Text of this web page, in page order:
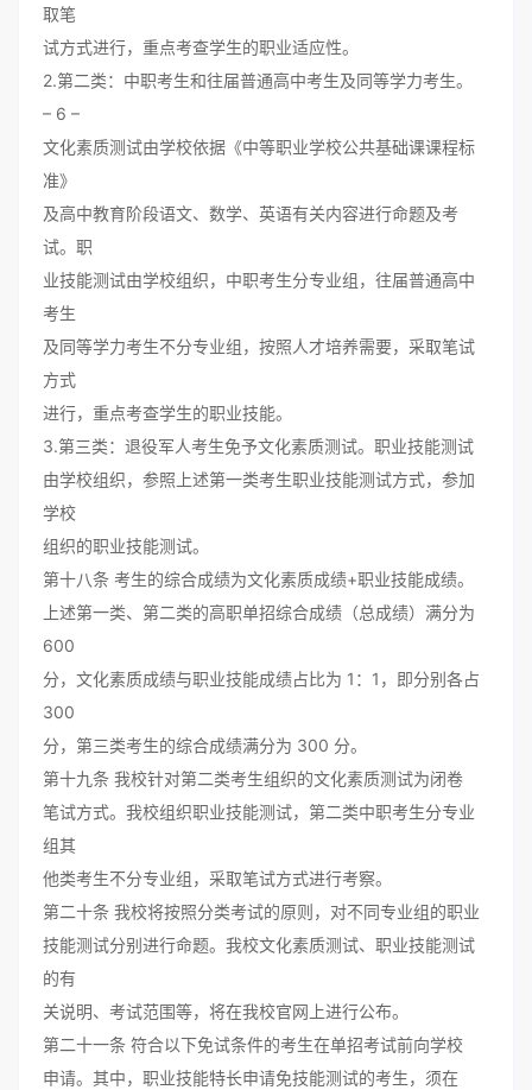
取笔
试方式进行，重点考查学生的职业适应性。
2.第二类：中职考生和往届普通高中考生及同等学力考生。
– 6 –
文化素质测试由学校依据《中等职业学校公共基础课课程标
准》
及高中教育阶段语文、数学、英语有关内容进行命题及考
试。职
业技能测试由学校组织，中职考生分专业组，往届普通高中
考生
及同等学力考生不分专业组，按照人才培养需要，采取笔试
方式
进行，重点考查学生的职业技能。
3.第三类：退役军人考生免予文化素质测试。职业技能测试
由学校组织，参照上述第一类考生职业技能测试方式，参加
学校
组织的职业技能测试。
第十八条 考生的综合成绩为文化素质成绩+职业技能成绩。
上述第一类、第二类的高职单招综合成绩（总成绩）满分为
600
分，文化素质成绩与职业技能成绩占比为 1：1，即分别各占
300
分，第三类考生的综合成绩满分为 300 分。
第十九条 我校针对第二类考生组织的文化素质测试为闭卷
笔试方式。我校组织职业技能测试，第二类中职考生分专业
组其
他类考生不分专业组，采取笔试方式进行考察。
第二十条 我校将按照分类考试的原则，对不同专业组的职业
技能测试分别进行命题。我校文化素质测试、职业技能测试
的有
关说明、考试范围等，将在我校官网上进行公布。
第二十一条 符合以下免试条件的考生在单招考试前向学校
申请。其中，职业技能特长申请免技能测试的考生，须在